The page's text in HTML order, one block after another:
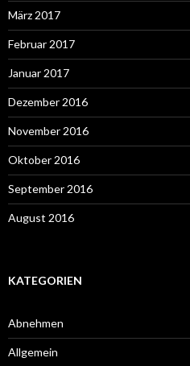
März 2017
Februar 2017
Januar 2017
Dezember 2016
November 2016
Oktober 2016
September 2016
August 2016
KATEGORIEN
Abnehmen
Allgemein